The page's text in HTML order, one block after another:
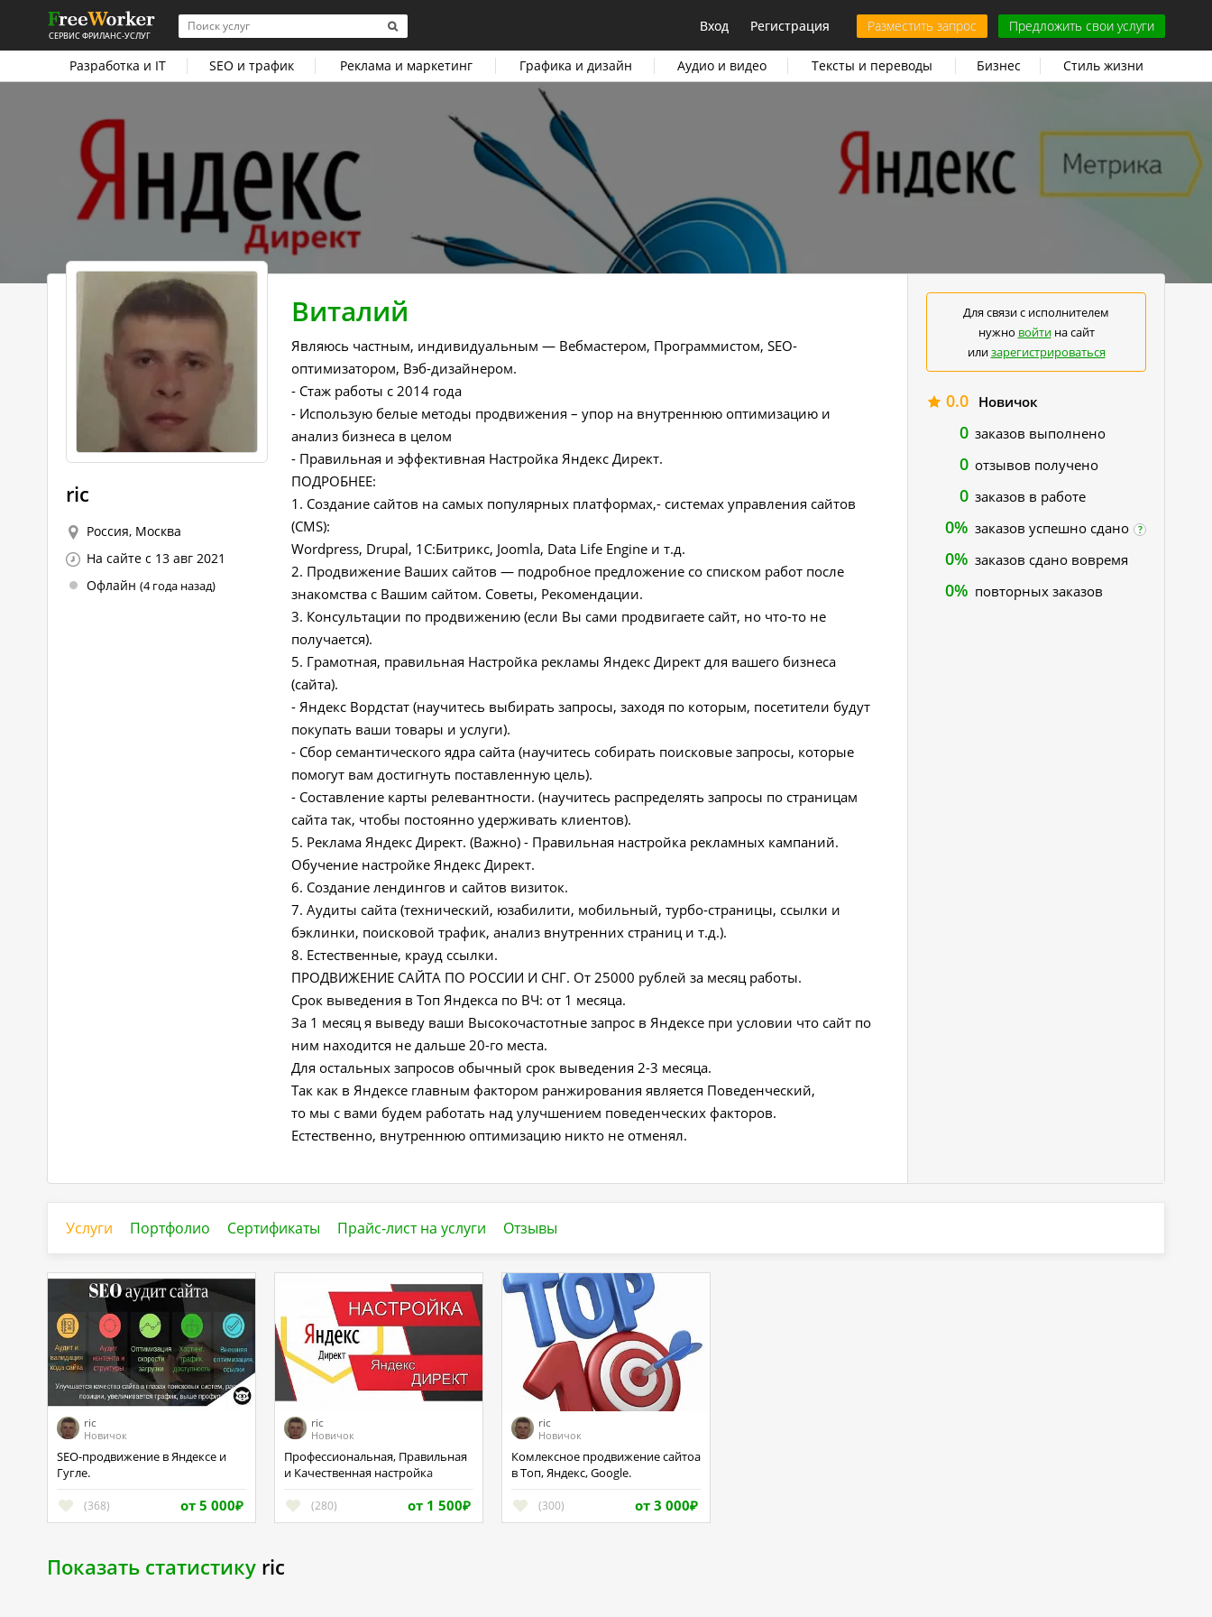
СЕРВИС ФРИЛАНС-УСЛУГ
Вход Регистрация Разместить запрос Предложить свои услуги
Разработка и IT SEO и трафик Реклама и маркетинг Графика и дизайн Аудио и видео Тексты и переводы Бизнес Стиль жизни
ric
Россия, Москва
На сайте с 13 авг 2021
Офлайн (4 года назад)
Виталий
Являюсь частным, индивидуальным — Вебмастером, Программистом, SEO-
оптимизатором, Вэб-дизайнером.
- Стаж работы с 2014 года
- Использую белые методы продвижения – упор на внутреннюю оптимизацию и
анализ бизнеса в целом
- Правильная и эффективная Настройка Яндекс Директ.
ПОДРОБНЕЕ:
1. Создание сайтов на самых популярных платформах,- системах управления сайтов
(CMS):
Wordpress, Drupal, 1C:Битрикс, Joomla, Data Life Engine и т.д.
2. Продвижение Ваших сайтов — подробное предложение со списком работ после
знакомства с Вашим сайтом. Советы, Рекомендации.
3. Консультации по продвижению (если Вы сами продвигаете сайт, но что-то не
получается).
5. Грамотная, правильная Настройка рекламы Яндекс Директ для вашего бизнеса
(сайта).
- Яндекс Вордстат (научитесь выбирать запросы, заходя по которым, посетители будут
покупать ваши товары и услуги).
- Сбор семантического ядра сайта (научитесь собирать поисковые запросы, которые
помогут вам достигнуть поставленную цель).
- Составление карты релевантности. (научитесь распределять запросы по страницам
сайта так, чтобы постоянно удерживать клиентов).
5. Реклама Яндекс Директ. (Важно) - Правильная настройка рекламных кампаний.
Обучение настройке Яндекс Директ.
6. Создание лендингов и сайтов визиток.
7. Аудиты сайта (технический, юзабилити, мобильный, турбо-страницы, ссылки и
бэклинки, поисковой трафик, анализ внутренних страниц и т.д.).
8. Естественные, крауд ссылки.
ПРОДВИЖЕНИЕ САЙТА ПО РОССИИ И СНГ. От 25000 рублей за месяц работы.
Срок выведения в Топ Яндекса по ВЧ: от 1 месяца.
За 1 месяц я выведу ваши Высокочастотные запрос в Яндексе при условии что сайт по
ним находится не дальше 20-го места.
Для остальных запросов обычный срок выведения 2-3 месяца.
Так как в Яндексе главным фактором ранжирования является Поведенческий,
то мы с вами будем работать над улучшением поведенческих факторов.
Естественно, внутреннюю оптимизацию никто не отменял.
Для связи с исполнителем
нужно войтина сайт
илизарегистрироваться
0.0 Новичок
0 заказов выполнено
0 отзывов получено
0 заказов в работе
0% заказов успешно сдано ?
0% заказов сдано вовремя
0% повторных заказов
Услуги Портфолио Сертификаты Прайс-лист на услуги Отзывы
ric
Новичок
SEO-продвижение в Яндексе и
Гугле.
(368) от 5 000₽
ric
Новичок
Профессиональная, Правильная
и Качественная настройка
(280) от 1 500₽
ric
Новичок
Комлексное продвижение сайтоа
в Топ, Яндекс, Google.
(300) от 3 000₽
Показать статистику ric